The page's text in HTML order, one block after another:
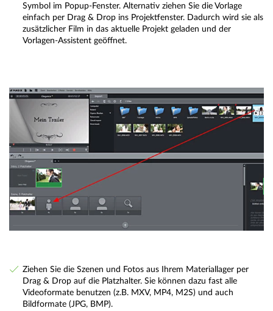
Symbol im Popup-Fenster. Alternativ ziehen Sie die Vorlage
einfach per Drag & Drop ins Projektfenster. Dadurch wird sie als
zusätzlicher Film in das aktuelle Projekt geladen und der
Vorlagen-Assistent geöffnet.
Ziehen Sie die Szenen und Fotos aus Ihrem Materiallager per
Drag & Drop auf die Platzhalter. Sie können dazu fast alle
Videoformate benutzen (z.B. MXV, MP4, M2S) und auch
Bildformate (JPG, BMP).